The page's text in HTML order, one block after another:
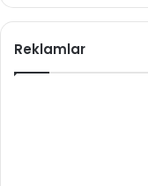
Reklamlar